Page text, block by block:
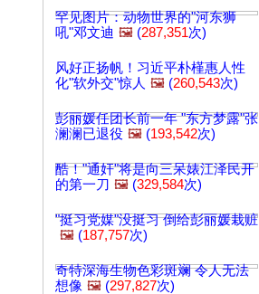
罕见图片：动物世界的"河东狮
吼"邓文迪 🖼️ (287,351次)
风好正扬帆！习近平朴槿惠人性
化"软外交"惊人 🖼️ (260,543次)
彭丽媛任团长前一年 "东方梦露"张
澜澜已退役 🖼️ (193,542次)
酷！"通奸"将是向三呆婊江泽民开
的第一刀 🖼️ (329,584次)
"挺习党媒"没挺习 倒给彭丽媛栽赃
🖼️ (187,757次)
奇特深海生物色彩斑斓 令人无法
想像 🖼️ (297,827次)